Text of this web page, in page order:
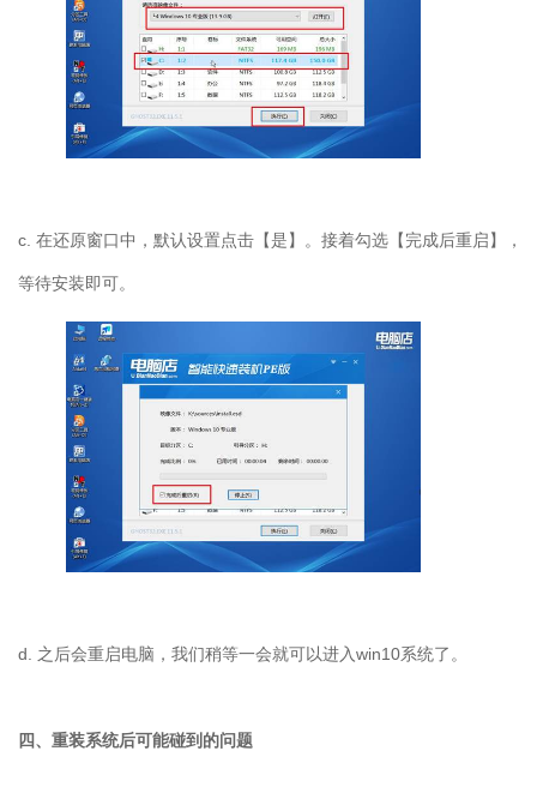
c. 在还原窗口中，默认设置点击【是】。接着勾选【完成后重启】，
等待安装即可。
d. 之后会重启电脑，我们稍等一会就可以进入win10系统了。
四、重装系统后可能碰到的问题